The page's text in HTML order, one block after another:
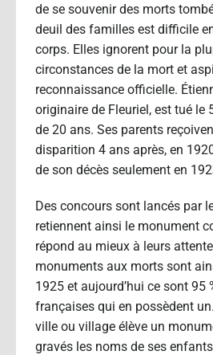
de se souvenir des morts
deuil des familles est difficile
corps. Elles ignorent pour la
circonstances de la mort et
reconnaissance officielle.
originaire de Fleuriel, est tué le
de 20 ans. Ses parents
disparition 4 ans après, en
de son décès seulement en
Des concours sont lancés par
retiennent ainsi le monument
répond au mieux à leurs
monuments aux morts sont
1925 et aujourd’hui ce sont 95
françaises qui en possèdent
ville ou village élève un
gravés les noms de ses